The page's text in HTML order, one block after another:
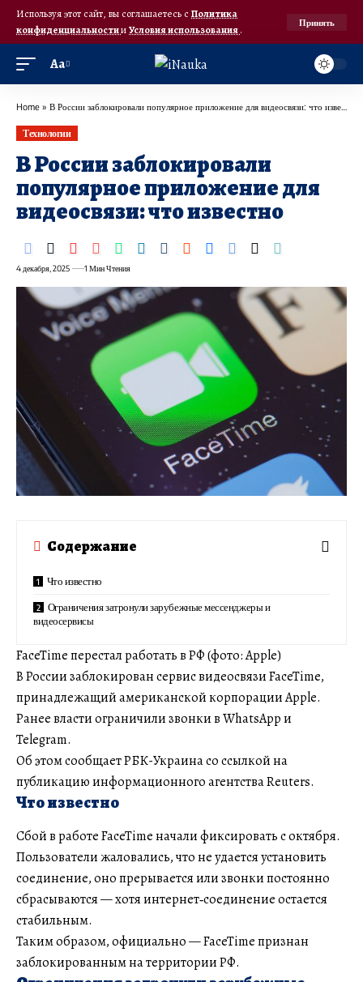
Используя этот сайт, вы соглашаетесь с Политика
конфиденциальностииУсловия использования.
Принять
Аа
Home » В России заблокировали популярное приложение для видеосвязи: что известно
Технологии
В России заблокировали
популярное приложение для
видеосвязи: что известно
4 декабря, 2025 1 Мин Чтения
Содержание
Что известно
Ограничения затронули зарубежные мессенджеры и
видеосервисы
FaceTime перестал работать в РФ (фото: Apple)
В России заблокирован сервис видеосвязи FaceTime,
принадлежащий американской корпорации Apple.
Ранее власти ограничили звонки в WhatsApp и
Telegram.
Об этом сообщает РБК-Украина со ссылкой на
публикацию информационного агентства Reuters.
Что известно
Сбой в работе FaceTime начали фиксировать с октября.
Пользователи жаловались, что не удается установить
соединение, оно прерывается или звонки постоянно
сбрасываются — хотя интернет‑соединение остается
стабильным.
Таким образом, официально — FaceTime признан
заблокированным на территории РФ.